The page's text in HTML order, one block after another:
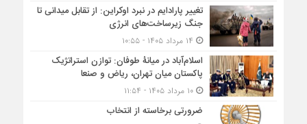
تغییر پارادایم در نبرد اوکراین: از تقابل میدانی تا
جنگ زیرساخت‌های انرژی
اسلام‌آباد در میانۀ طوفان: توازن استراتژیک
پاکستان میان تهران، ریاض و صنعا
۱۰ مرداد ۱۴۰۵ - ۱۱:۵۴
ضرورتی برخاسته از انتخاب